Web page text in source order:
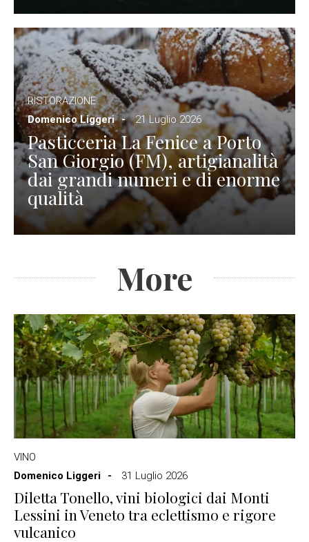
RISTORAZIONE
Domenico Liggeri
21 Luglio 2026
Pasticceria La Fenice a Porto
San Giorgio (FM), artigianalità
dai grandi numeri e di enorme
qualità
More
VINO
Domenico Liggeri
31 Luglio 2026
Diletta Tonello, vini biologici dai Monti
Lessini in Veneto tra eclettismo e rigore
vulcanico